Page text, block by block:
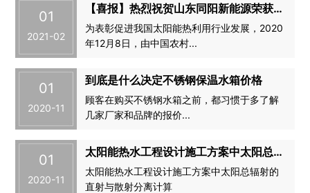
01
2021-02
【喜报】热烈祝贺山东同阳新能源荣获“诚信企业”称号
为表彰促进我国太阳能热利用行业发展，2020
年12月8日，由中国农村...
01
2020-11
到底是什么决定不锈钢保温水箱价格
顾客在购买不锈钢水箱之前，都习惯于多了解
几家厂家和品牌的报价...
01
2020-11
太阳能热水工程设计施工方案中太阳总辐射的直射与散射分...
太阳能热水工程设计施工方案中太阳总辐射的
直射与散射分离计算